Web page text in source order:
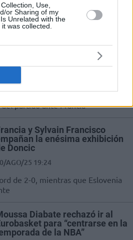
Use,
or Sharing of my
Unrelated with the
was collected.
sobre la polémica de final de
que tendría que...
Prepelic: “Lo que hizo
partido ante Francia
y Sylvain Francisco
la enésima exhibición
Doncic
AGO/25 19:24
de 2-0, mientras que Eslovenia
Diabate rechazó ir al
para “centrarse en la
de la NBA”